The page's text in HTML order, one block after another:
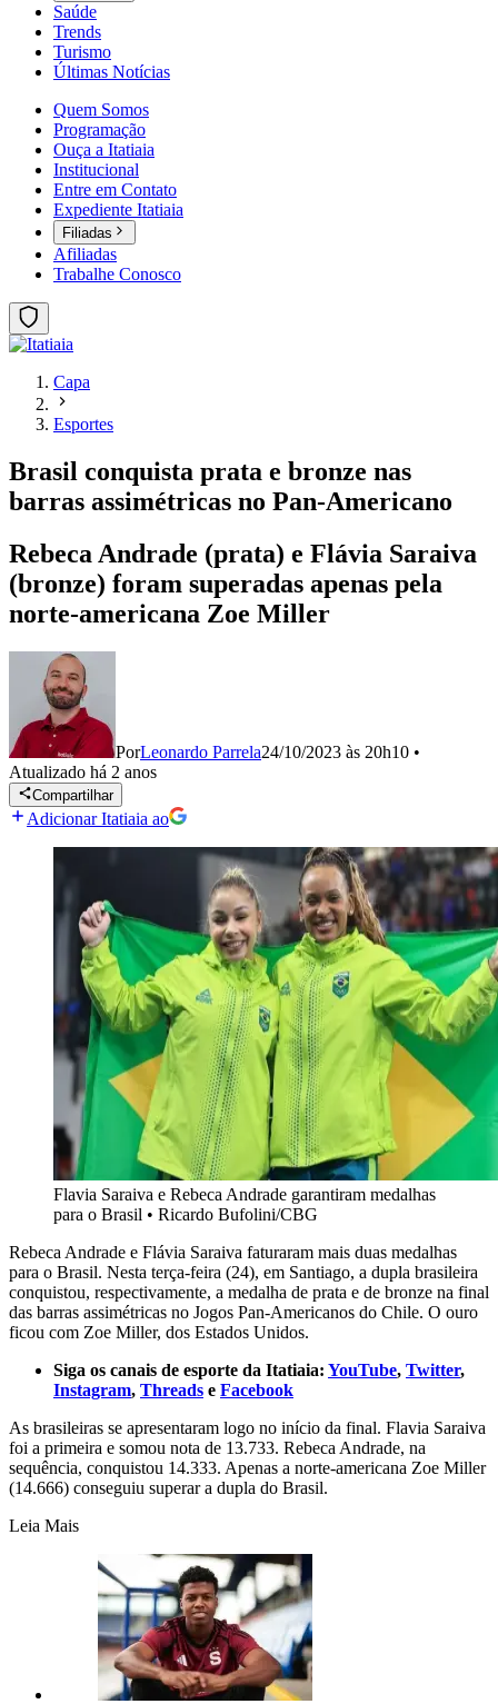
Saúde
Trends
Turismo
Últimas Notícias
Quem Somos
Programação
Ouça a Itatiaia
Institucional
Entre em Contato
Expediente Itatiaia
Filiadas
Afiliadas
Trabalhe Conosco
Capa
Esportes
Brasil conquista prata e bronze nas
barras assimétricas no Pan-Americano
Rebeca Andrade (prata) e Flávia Saraiva
(bronze) foram superadas apenas pela
norte-americana Zoe Miller
PorLeonardo Parrela24/10/2023 às 20h10 •
Atualizado há 2 anos
Compartilhar
Adicionar Itatiaia ao
Flavia Saraiva e Rebeca Andrade garantiram medalhas
para o Brasil • Ricardo Bufolini/CBG
Rebeca Andrade e Flávia Saraiva faturaram mais duas medalhas
para o Brasil. Nesta terça-feira (24), em Santiago, a dupla brasileira
conquistou, respectivamente, a medalha de prata e de bronze na final
das barras assimétricas no Jogos Pan-Americanos do Chile. O ouro
ficou com Zoe Miller, dos Estados Unidos.
Siga os canais de esporte da Itatiaia: YouTube, Twitter,
Instagram, Threads e Facebook
As brasileiras se apresentaram logo no início da final. Flavia Saraiva
foi a primeira e somou nota de 13.733. Rebeca Andrade, na
sequência, conquistou 14.333. Apenas a norte-americana Zoe Miller
(14.666) conseguiu superar a dupla do Brasil.
Leia Mais